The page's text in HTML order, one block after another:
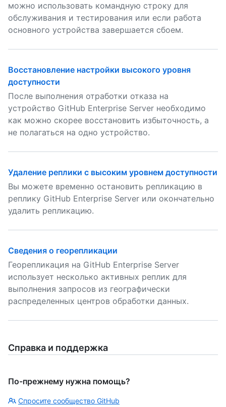
можно использовать командную строку для
обслуживания и тестирования или если работа
основного устройства завершается сбоем.
Восстановление настройки высокого уровня
доступности
После выполнения отработки отказа на
устройство GitHub Enterprise Server необходимо
как можно скорее восстановить избыточность, а
не полагаться на одно устройство.
Удаление реплики с высоким уровнем доступности
Вы можете временно остановить репликацию в
реплику GitHub Enterprise Server или окончательно
удалить репликацию.
Сведения о георепликации
Георепликация на GitHub Enterprise Server
использует несколько активных реплик для
выполнения запросов из географически
распределенных центров обработки данных.
Справка и поддержка
По-прежнему нужна помощь?
Спросите сообщество GitHub